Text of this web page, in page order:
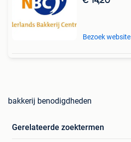
Bezoek website
bakkerij benodigdheden
Gerelateerde zoektermen